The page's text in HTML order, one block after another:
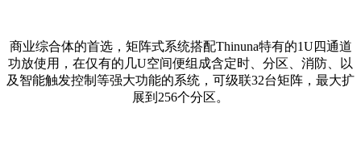
商业综合体的首选，矩阵式系统搭配Thinuna特有的1U四通道
功放使用，在仅有的几U空间便组成含定时、分区、消防、以
及智能触发控制等强大功能的系统，可级联32台矩阵，最大扩
展到256个分区。